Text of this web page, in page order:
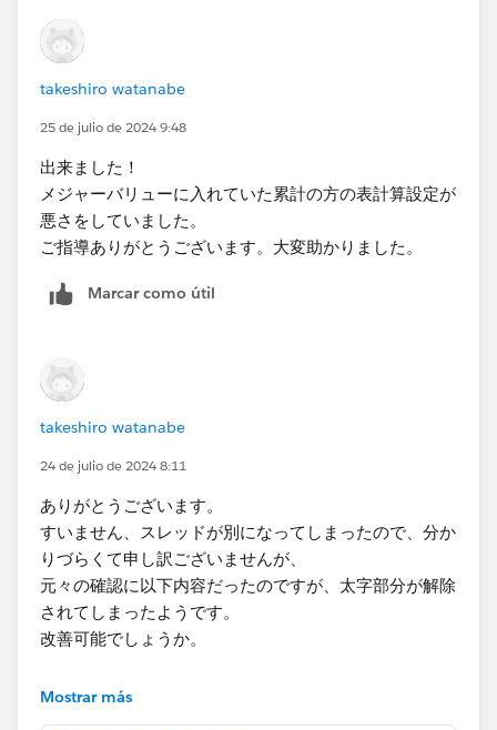
takeshiro watanabe
25 de julio de 2024 9:48
出来ました！
メジャーバリューに入れていた累計の方の表計算設定が
悪さをしていました。
ご指導ありがとうございます。大変助かりました。
Marcar como útil
takeshiro watanabe
24 de julio de 2024 8:11
ありがとうございます。
すいません、スレッドが別になってしまったので、分か
りづらくて申し訳ございませんが、
元々の確認に以下内容だったのですが、太字部分が解除
されてしまったようです。
改善可能でしょうか。
＞サブカテゴリ別に累計計算を日別にしていく中で、
Mostrar más